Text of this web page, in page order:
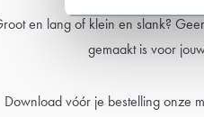
en lang of klein en slank?
gemaakt is voor
Download vóór je bestelling onze